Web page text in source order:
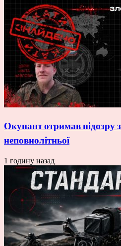
Окупант отримав підозру
неповнолітньої
1 годину назад